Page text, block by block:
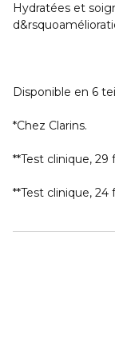
Hydratées et
Disponible en 6
*Chez Clarins.
**Test clinique, 29
**Test clinique,